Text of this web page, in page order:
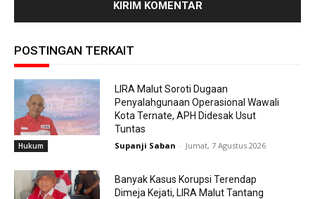
POSTINGAN TERKAIT
Hukum
LIRA Malut Soroti Dugaan
Penyalahgunaan Operasional Wawali
Kota Ternate, APH Didesak Usut
Tuntas
Supanji Saban - Jumat, 7 Agustus 2026
Banyak Kasus Korupsi Terendap
Dimeja Kejati, LIRA Malut Tantang